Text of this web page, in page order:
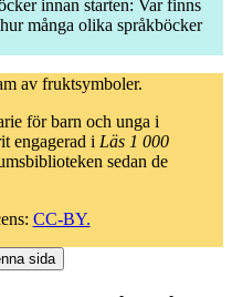
innan starten: Var finns
många olika språkböcker
för barn och unga i
engagerad i Läs 1 000
sedan de
CC-BY.
sida